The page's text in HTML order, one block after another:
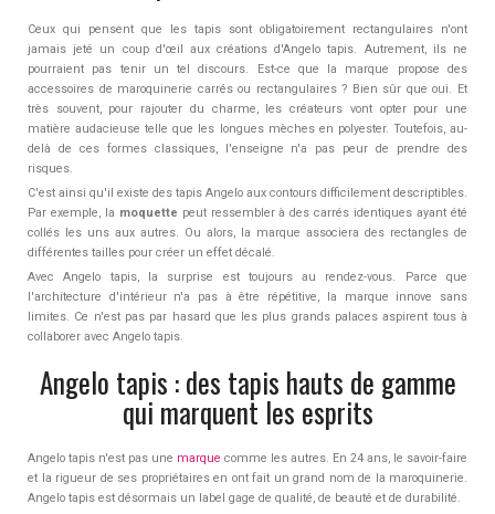
Ceux qui pensent que les tapis sont obligatoirement rectangulaires n'ont
jamais jeté un coup d'œil aux créations d'Angelo tapis. Autrement, ils ne
pourraient pas tenir un tel discours. Est-ce que la marque propose des
accessoires de maroquinerie carrés ou rectangulaires ? Bien sûr que oui. Et
très souvent, pour rajouter du charme, les créateurs vont opter pour une
matière audacieuse telle que les longues mèches en polyester. Toutefois, au-
delà de ces formes classiques, l'enseigne n'a pas peur de prendre des
risques.
C'est ainsi qu'il existe des tapis Angelo aux contours difficilement descriptibles.
Par exemple, la moquette peut ressembler à des carrés identiques ayant été
collés les uns aux autres. Ou alors, la marque associera des rectangles de
différentes tailles pour créer un effet décalé.
Avec Angelo tapis, la surprise est toujours au rendez-vous. Parce que
l'architecture d'intérieur n'a pas à être répétitive, la marque innove sans
limites. Ce n'est pas par hasard que les plus grands palaces aspirent tous à
collaborer avec Angelo tapis.
Angelo tapis : des tapis hauts de gamme
qui marquent les esprits
Angelo tapis n'est pas une marque comme les autres. En 24 ans, le savoir-faire
et la rigueur de ses propriétaires en ont fait un grand nom de la maroquinerie.
Angelo tapis est désormais un label gage de qualité, de beauté et de durabilité.